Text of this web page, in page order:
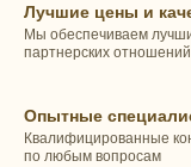
Лучшие цены и
Мы обеспечиваем
партнерских
Опытные
Квалифицированные
по любым вопросам